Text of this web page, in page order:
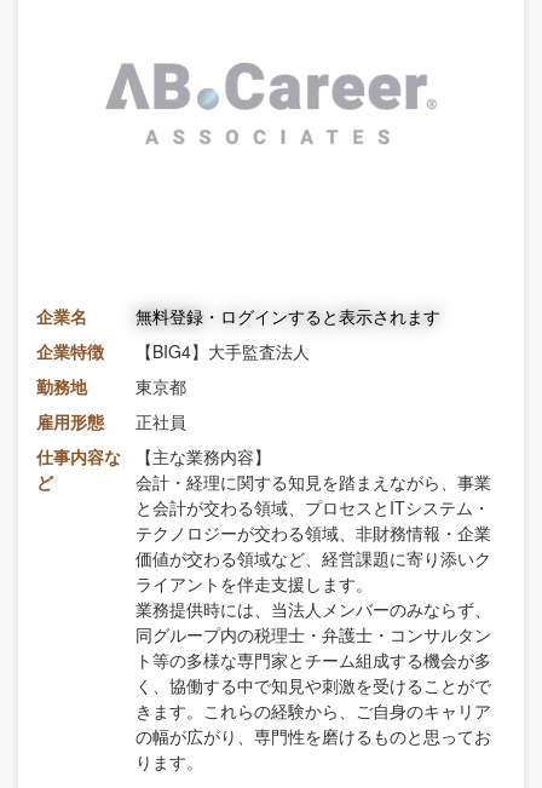
企業名
無料登録・ログインすると表示されます
企業特徴
【BIG4】大手監査法人
勤務地
東京都
雇用形態
正社員
仕事内容な
ど
【主な業務内容】
会計・経理に関する知見を踏まえながら、事業
と会計が交わる領域、プロセスとITシステム・
テクノロジーが交わる領域、非財務情報・企業
価値が交わる領域など、経営課題に寄り添いク
ライアントを伴走支援します。
業務提供時には、当法人メンバーのみならず、
同グループ内の税理士・弁護士・コンサルタン
ト等の多様な専門家とチーム組成する機会が多
く、協働する中で知見や刺激を受けることがで
きます。これらの経験から、ご自身のキャリア
の幅が広がり、専門性を磨けるものと思ってお
ります。